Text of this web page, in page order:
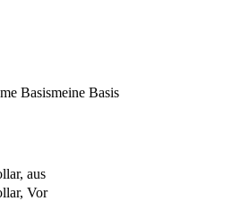
Basismeine Basis
aus
Vor